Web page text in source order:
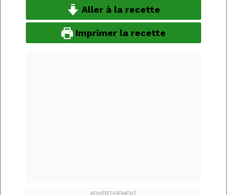
Aller à la recette
Imprimer la recette